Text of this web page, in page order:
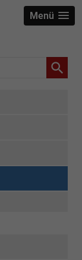
Menü